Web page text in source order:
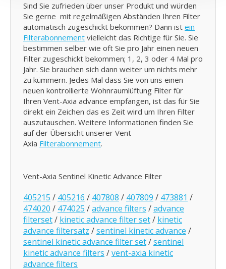
Sind Sie zufrieden über unser Produkt und würden
Sie gerne mit regelmäßigen Abständen Ihren Filter
automatisch zugeschickt bekommen? Dann ist ein
Filterabonnement vielleicht das Richtige für Sie. Sie
bestimmen selber wie oft Sie pro Jahr einen neuen
Filter zugeschickt bekommen; 1, 2, 3 oder 4 Mal pro
Jahr. Sie brauchen sich dann weiter um nichts mehr
zu kümmern. Jedes Mal dass Sie von uns einen
neuen kontrollierte Wohnraumlüftung Filter für
Ihren Vent-Axia advance empfangen, ist das für Sie
direkt ein Zeichen das es Zeit wird um Ihren Filter
auszutauschen. Weitere Informationen finden Sie
auf der Übersicht unserer Vent
Axia Filterabonnement.
Vent-Axia Sentinel Kinetic Advance Filter
405215 / 405216 / 407808 / 407809 / 473881 /
474020 / 474025 /advance filters /advance
filterset/ kinetic advance filter set/ kinetic
advance filtersatz /sentinel kinetic advance /
sentinel kinetic advance filter set/sentinel
kinetic advance filters /vent-axia kinetic
advance filters